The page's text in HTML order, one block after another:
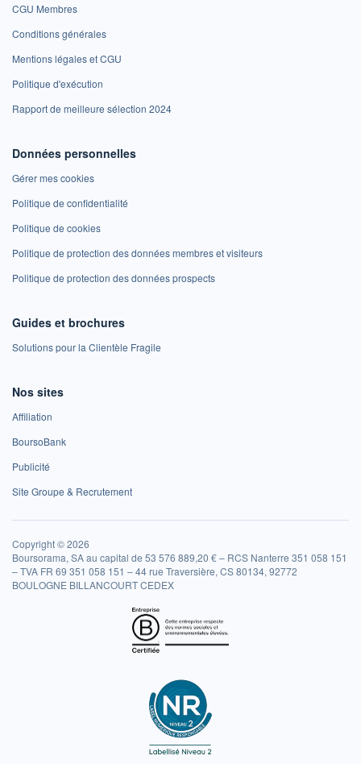
CGU Membres
Conditions générales
Mentions légales et CGU
Politique d'exécution
Rapport de meilleure sélection 2024
Données personnelles
Gérer mes cookies
Politique de confidentialité
Politique de cookies
Politique de protection des données membres et visiteurs
Politique de protection des données prospects
Guides et brochures
Solutions pour la Clientèle Fragile
Nos sites
Affiliation
BoursoBank
Publicité
Site Groupe & Recrutement
Copyright © 2026
Boursorama, SA au capital de 53 576 889,20 € – RCS Nanterre 351 058 151
– TVA FR 69 351 058 151 – 44 rue Traversière, CS 80134, 92772
BOULOGNE BILLANCOURT CEDEX